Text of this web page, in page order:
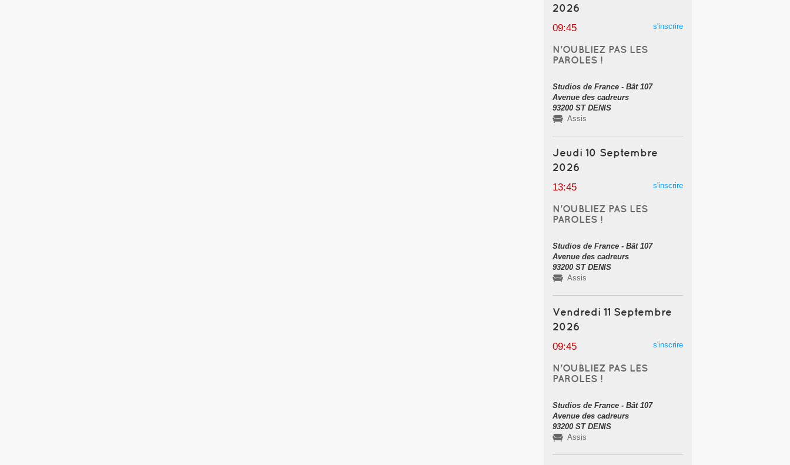
2026
09:45 s'inscrire
N'OUBLIEZ PAS LES
PAROLES !
Studios de France - Bât 107
Avenue des cadreurs
93200 ST DENIS
Assis
Jeudi 10 Septembre
2026
13:45 s'inscrire
N'OUBLIEZ PAS LES
PAROLES !
Studios de France - Bât 107
Avenue des cadreurs
93200 ST DENIS
Assis
Vendredi 11 Septembre
2026
09:45 s'inscrire
N'OUBLIEZ PAS LES
PAROLES !
Studios de France - Bât 107
Avenue des cadreurs
93200 ST DENIS
Assis